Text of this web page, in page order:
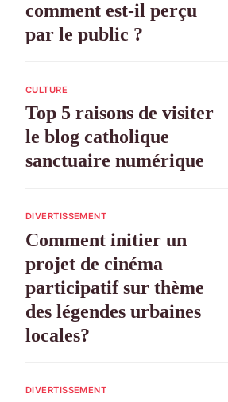
comment est-il perçu
par le public ?
CULTURE
Top 5 raisons de visiter
le blog catholique
sanctuaire numérique
DIVERTISSEMENT
Comment initier un
projet de cinéma
participatif sur thème
des légendes urbaines
locales?
DIVERTISSEMENT